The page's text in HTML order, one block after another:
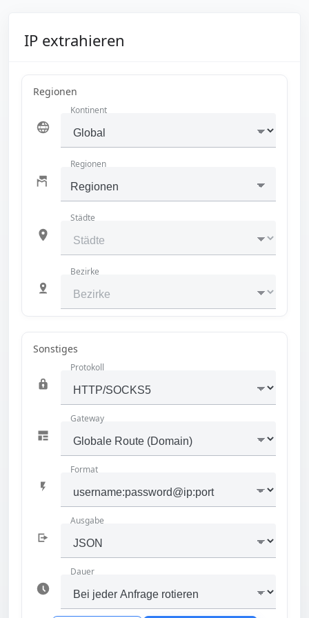
IP extrahieren
Regionen
Kontinent
Regionen
Regionen
Städte
Bezirke
Sonstiges
Protokoll
Gateway
Format
Ausgabe
Dauer